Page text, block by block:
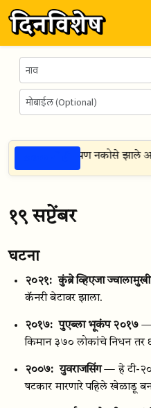
रोग नव्हे तर आपण नकोसे झाले
१९ सप्टेंबर
घटना
२०२१: कुंब्रे व्हिएजा
कॅनरी बेटावर झाला.
२०१७: पुएब्ला भूकंप २०१७ —
किमान ३७० लोकांचे निधन
२००७: युवराजसिंग — हे टी-२०
षटकार मारणारे पहिले खेळाडू